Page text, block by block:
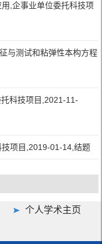
,企事业单位委托科技项
与测试和粘弹性本构方程
科技项目,2021-11-
项目,2019-01-14,结题
个人学术主页